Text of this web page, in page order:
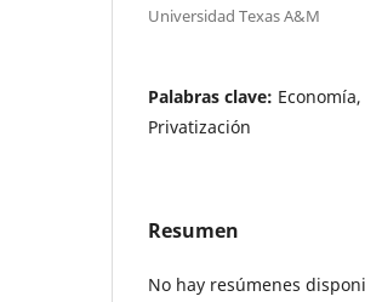
Universidad Texas A&M
Palabras clave:
Privatización
Resumen
No hay resúmenes